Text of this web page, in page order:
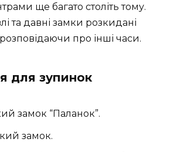
ще багато століть тому.
та давні замки розкидані
про інші часи.
для зупинок
замок “Паланок”.
замок.